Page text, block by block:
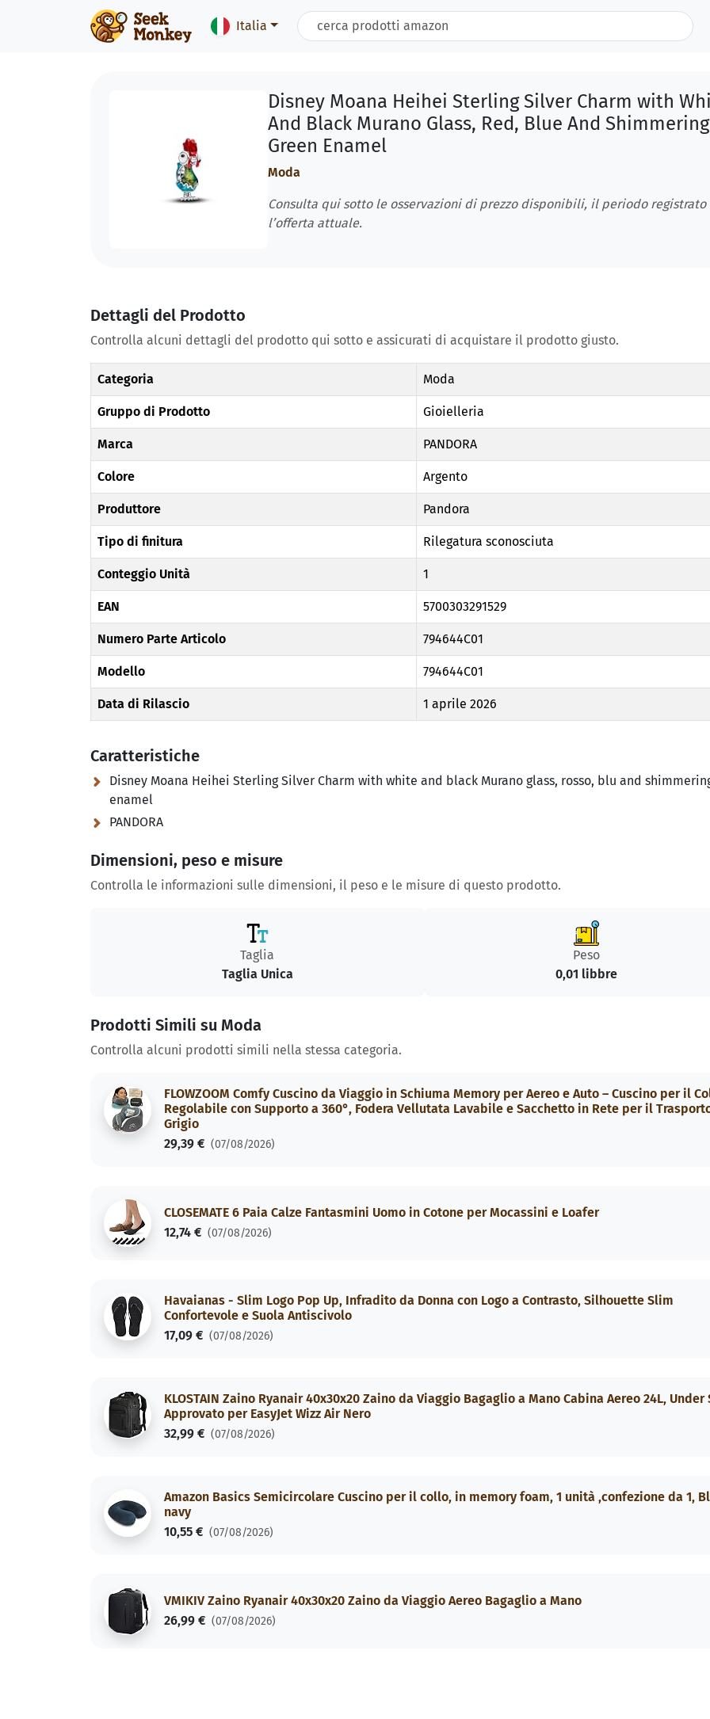
Italia
Disney Moana Heihei Sterling Silver Charm with
And Black Murano Glass, Red, Blue And Shimmering
Green Enamel
Moda
Consulta qui sotto le osservazioni di prezzo disponibili, il periodo registrato
l’offerta attuale.
Dettagli del Prodotto
Controlla alcuni dettagli del prodotto qui sotto e assicurati di acquistare il prodotto giusto.
Categoria Moda
Gruppo di Prodotto Gioielleria
Marca PANDORA
Colore Argento
Produttore Pandora
Tipo di finitura Rilegatura sconosciuta
Conteggio Unità 1
EAN 5700303291529
Numero Parte Articolo 794644C01
Modello 794644C01
Data di Rilascio 1 aprile 2026
Caratteristiche
Disney Moana Heihei Sterling Silver Charm with white and black Murano glass, rosso, blu and
enamel
PANDORA
Dimensioni, peso e misure
Controlla le informazioni sulle dimensioni, il peso e le misure di questo prodotto.
Taglia
Taglia Unica
Peso
0,01 libbre
Prodotti Simili su Moda
Controlla alcuni prodotti simili nella stessa categoria.
FLOWZOOM Comfy Cuscino da Viaggio in Schiuma Memory per Aereo e Auto – Cuscino per il
Regolabile con Supporto a 360°, Fodera Vellutata Lavabile e Sacchetto in Rete per il
Grigio
29,39 € (07/08/2026)
CLOSEMATE 6 Paia Calze Fantasmini Uomo in Cotone per Mocassini e Loafer
12,74 € (07/08/2026)
Havaianas - Slim Logo Pop Up, Infradito da Donna con Logo a Contrasto, Silhouette Slim
Confortevole e Suola Antiscivolo
17,09 € (07/08/2026)
KLOSTAIN Zaino Ryanair 40x30x20 Zaino da Viaggio Bagaglio a Mano Cabina Aereo 24L, Under
Approvato per EasyJet Wizz Air Nero
32,99 € (07/08/2026)
Amazon Basics Semicircolare Cuscino per il collo, in memory foam, 1 unità ,confezione da 1,
navy
10,55 € (07/08/2026)
VMIKIV Zaino Ryanair 40x30x20 Zaino da Viaggio Aereo Bagaglio a Mano
26,99 € (07/08/2026)